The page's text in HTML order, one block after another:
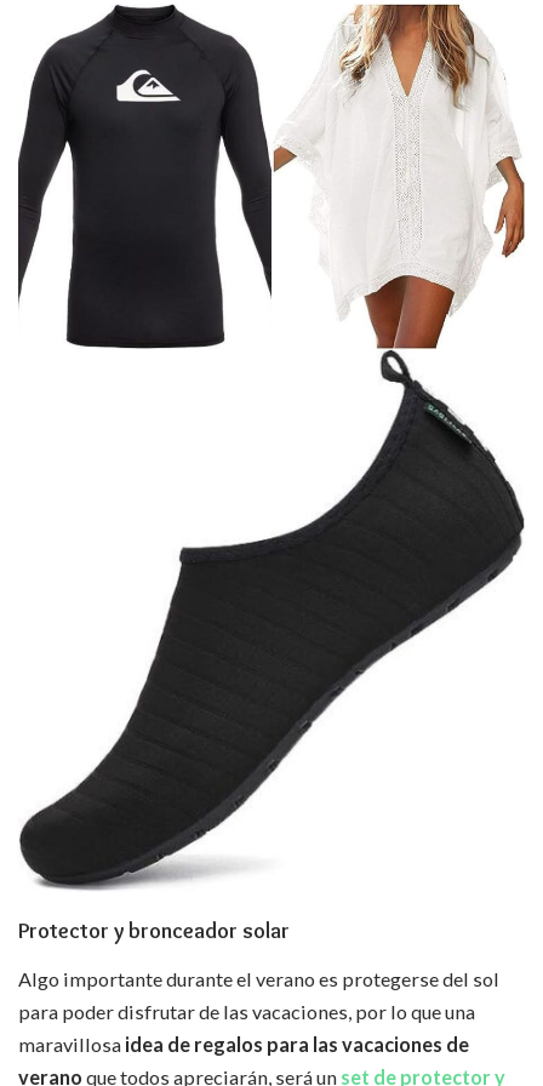
Protector y bronceador solar
Algo importante durante el verano es protegerse del sol
para poder disfrutar de las vacaciones, por lo que una
maravillosa idea de regalos para las vacaciones de
verano que todos apreciarán, será un set de protector y